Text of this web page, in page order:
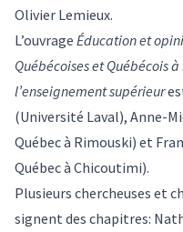
Olivier Lemieux.
L’ouvrage Éducation et
Québécoises et Québécois
l’enseignement supérieur
(Université Laval), Anne-
Québec à Rimouski) et
Québec à Chicoutimi).
Plusieurs chercheuses et
signent des chapitres: